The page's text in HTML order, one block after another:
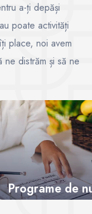
a-ți depăși
poate activități
place, noi avem
distrăm și să ne
Programe de